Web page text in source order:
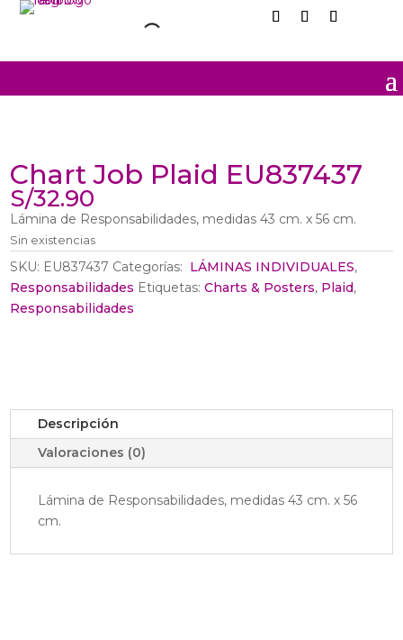
Stock
Chart Job Plaid EU837437
S/32.90
Lámina de Responsabilidades, medidas 43 cm. x 56 cm.
Sin existencias
SKU: EU837437 Categorías: ‎ LÁMINAS INDIVIDUALES,
Responsabilidades Etiquetas:Charts & Posters, Plaid,
Responsabilidades
Descripción
Valoraciones (0)
Lámina de Responsabilidades, medidas 43 cm. x 56
cm.